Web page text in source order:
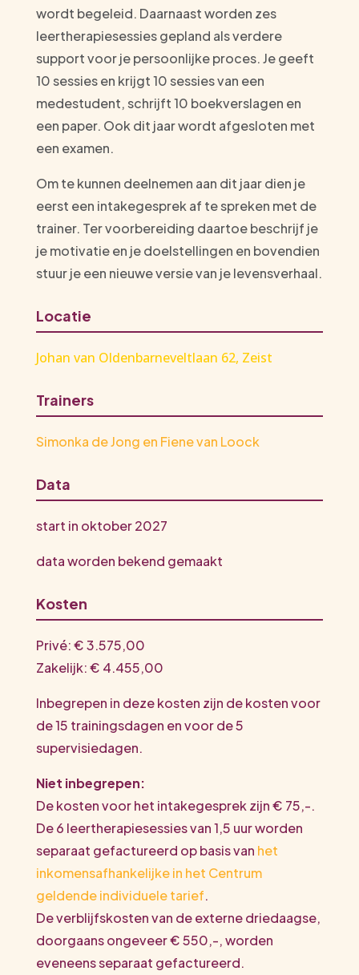
wordt begeleid. Daarnaast worden zes
leertherapiesessies gepland als verdere
support voor je persoonlijke proces. Je geeft
10 sessies en krijgt 10 sessies van een
medestudent, schrijft 10 boekverslagen en
een paper. Ook dit jaar wordt afgesloten met
een examen.
Om te kunnen deelnemen aan dit jaar dien je
eerst een intakegesprek af te spreken met de
trainer. Ter voorbereiding daartoe beschrijf je
je motivatie en je doelstellingen en bovendien
stuur je een nieuwe versie van je levensverhaal.
Locatie
Johan van Oldenbarneveltlaan 62, Zeist
Trainers
Simonka de Jong en Fiene van Loock
Data
start in oktober 2027
data worden bekend gemaakt
Kosten
Privé: € 3.575,00
Zakelijk: € 4.455,00
Inbegrepen in deze kosten zijn de kosten voor
de 15 trainingsdagen en voor de 5
supervisiedagen.
Niet inbegrepen:
De kosten voor het intakegesprek zijn € 75,-.
De 6 leertherapiesessies van 1,5 uur worden
separaat gefactureerd op basis van het
inkomensafhankelijke in het Centrum
geldende individuele tarief.
De verblijfskosten van de externe driedaagse,
doorgaans ongeveer € 550,-, worden
eveneens separaat gefactureerd.